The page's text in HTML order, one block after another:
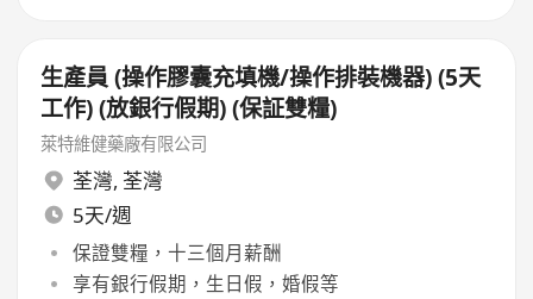
生產員 (操作膠囊充填機/操作排裝機器) (5天
工作) (放銀行假期) (保証雙糧)
萊特維健藥廠有限公司
荃灣, 荃灣
5天/週
保證雙糧，十三個月薪酬
享有銀行假期，生日假，婚假等